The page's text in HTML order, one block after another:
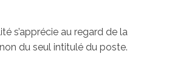
s’apprécie au regard de la
du seul intitulé du poste.